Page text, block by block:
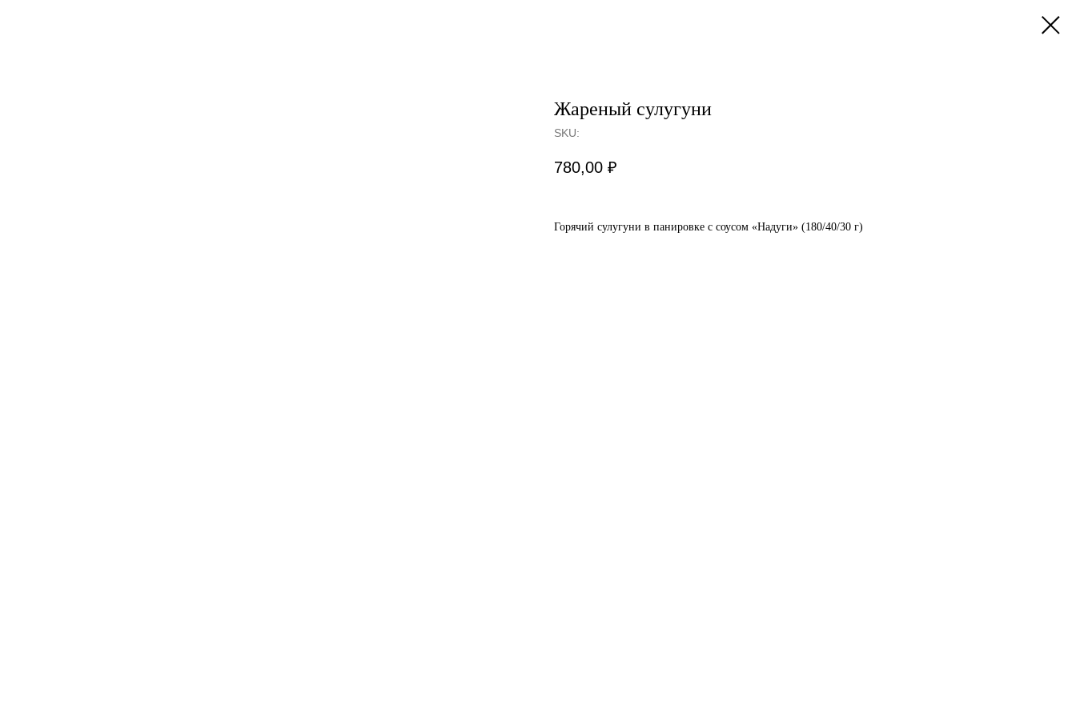
Жареный сулугуни
SKU:
780,00 ₽
Горячий сулугуни в панировке с соусом «Надуги» (180/40/30 г)